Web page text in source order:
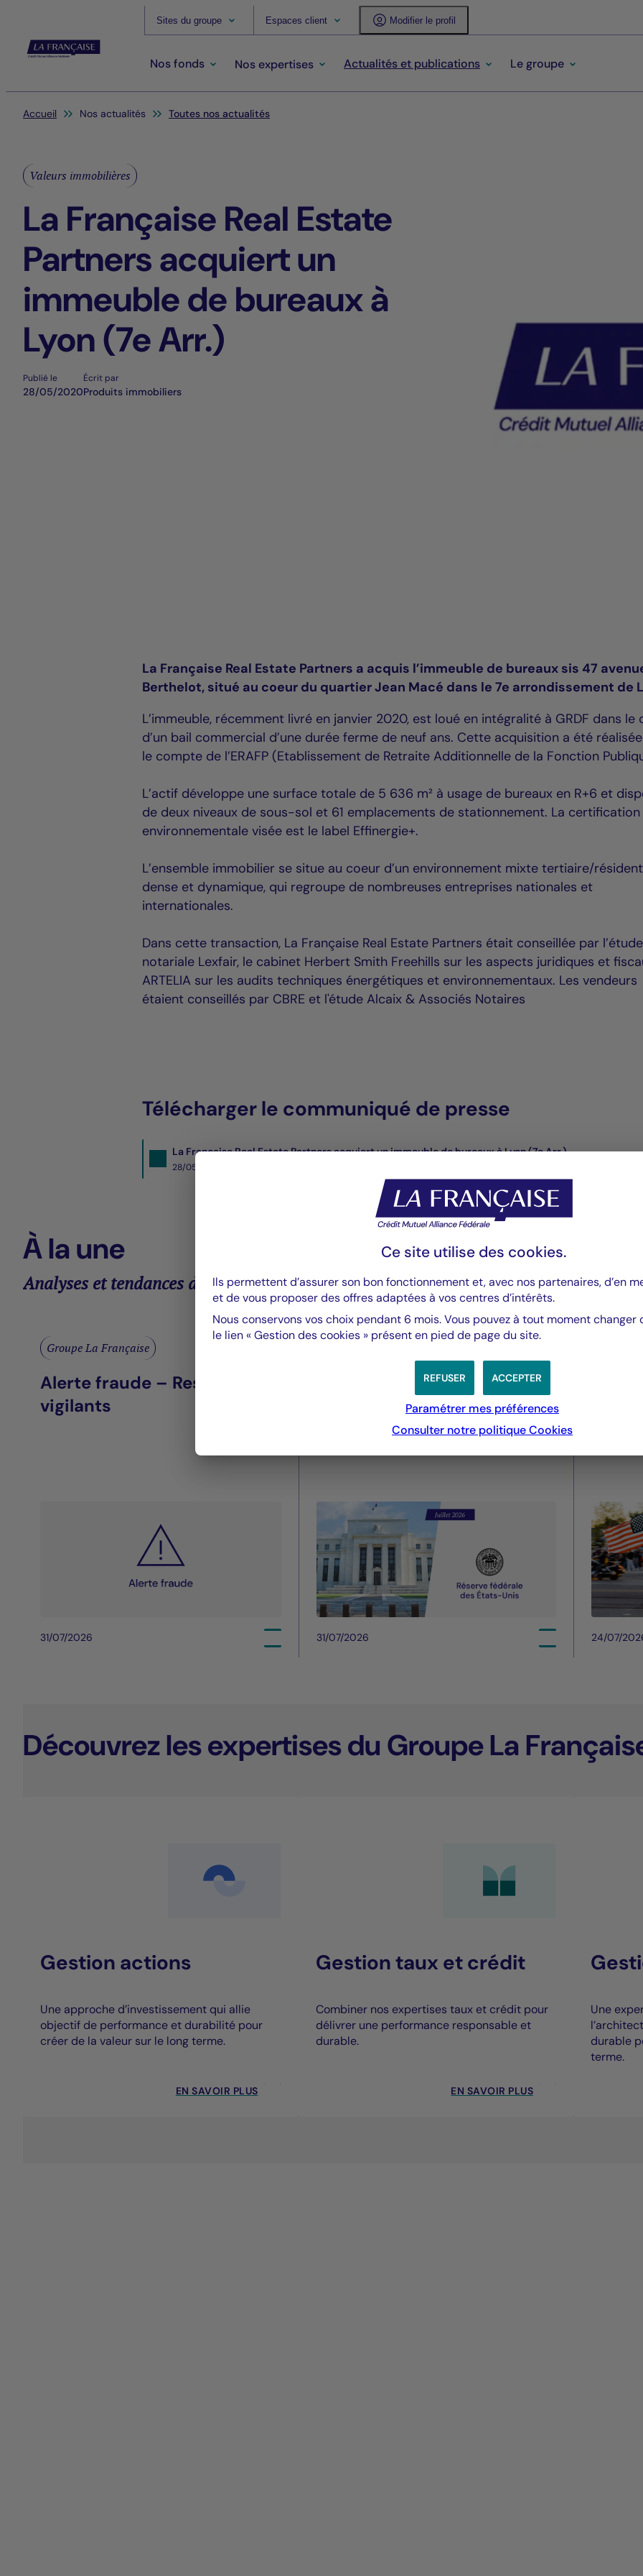
Sites du groupe Espaces client Modifier le profil
Nos fonds Nos expertises Actualités et publications Le groupe
Vous êtes ici:
Accueil Nos actualités Toutes nos actualités
Valeurs immobilières
La Française Real Estate
Partners acquiert un
immeuble de bureaux à
Lyon (7e Arr.)
Publié le
28/05/2020
Écrit par
Produits immobiliers
La Française Real Estate Partners a acquis l’immeuble de bureaux sis 47
Berthelot, situé au coeur du quartier Jean Macé dans le 7e arrondissement de
L’immeuble, récemment livré en janvier 2020, est loué en intégralité à GRDF dans le
d’un bail commercial d’une durée ferme de neuf ans. Cette acquisition a été
le compte de l’ERAFP (Etablissement de Retraite Additionnelle de la Fonction
L’actif développe une surface totale de 5 636 m² à usage de bureaux en R+6 et
de deux niveaux de sous-sol et 61 emplacements de stationnement. La certification
environnementale visée est le label Effinergie+.
L’ensemble immobilier se situe au coeur d’un environnement mixte tertiaire/
dense et dynamique, qui regroupe de nombreuses entreprises nationales et
internationales.
Dans cette transaction, La Française Real Estate Partners était conseillée par l’étude
notariale Lexfair, le cabinet Herbert Smith Freehills sur les aspects juridiques et
ARTELIA sur les audits techniques énergétiques et environnementaux. Les vendeurs
étaient conseillés par CBRE et l'étude Alcaix & Associés Notaires
Télécharger le communiqué de presse
La Française Real Estate Partners acquiert un immeuble de bureaux à Lyon (7e Arr.)
28/05/2020- PDF
À la une
Analyses et tendances des marchés
Groupe La Française
Alerte fraude – Restez
vigilants
31/07/2026
Fed - juillet 2026 : La Fed
maintient des taux stables
31/07/2026
été
24/07/
Découvrez les expertises du Groupe La
Gestion actions
Une approche d’investissement qui allie
objectif de performance et durabilité pour
créer de la valeur sur le long terme.
EN SAVOIR PLUS
Gestion taux et crédit
Combiner nos expertises taux et crédit pour
délivrer une performance responsable et
durable.
EN SAVOIR PLUS
Une
durable
terme.
Ce site utilise des cookies.
Ils permettent d’assurer son bon fonctionnement et, avec nos partenaires, d’en
et de vous proposer des offres adaptées à vos centres d’intérêts.
Nous conservons vos choix pendant 6 mois. Vous pouvez à tout moment changer
le lien « Gestion des cookies » présent en pied de page du site.
ACCEPTER
REFUSER
Paramétrer mes préférences
Consulter notre politiqueCookies